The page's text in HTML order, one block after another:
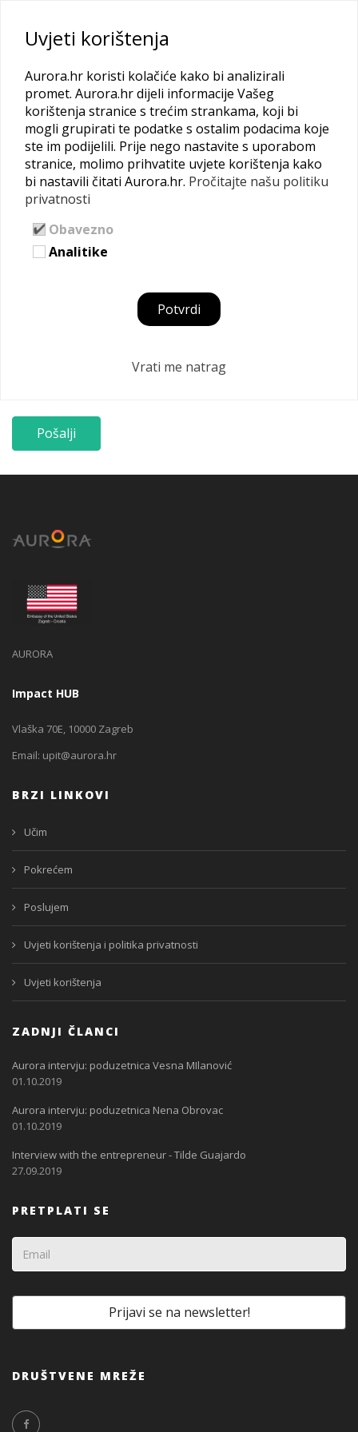
Uvjeti korištenja
Aurora.hr koristi kolačiće kako bi analizirali
promet. Aurora.hr dijeli informacije Vašeg
korištenja stranice s trećim strankama, koji bi
mogli grupirati te podatke s ostalim podacima koje
ste im podijelili. Prije nego nastavite s uporabom
stranice, molimo prihvatite uvjete korištenja kako
bi nastavili čitati Aurora.hr. Pročitajte našu politiku
privatnosti
Obavezno
Analitike
Potvrdi
Vrati me natrag
Kontaktiraj
Antonija Bilić Arar
AURORA
Impact HUB
Vlaška 70E, 10000 Zagreb
Email: upit@aurora.hr
BRZI LINKOVI
Učim
Pokrećem
Poslujem
Uvjeti korištenja i politika privatnosti
Uvjeti korištenja
ZADNJI ČLANCI
Aurora intervju: poduzetnica Vesna MIlanović
01.10.2019
Aurora intervju: poduzetnica Nena Obrovac
01.10.2019
Interview with the entrepreneur - Tilde Guajardo
27.09.2019
PRETPLATI SE
DRUŠTVENE MREŽE